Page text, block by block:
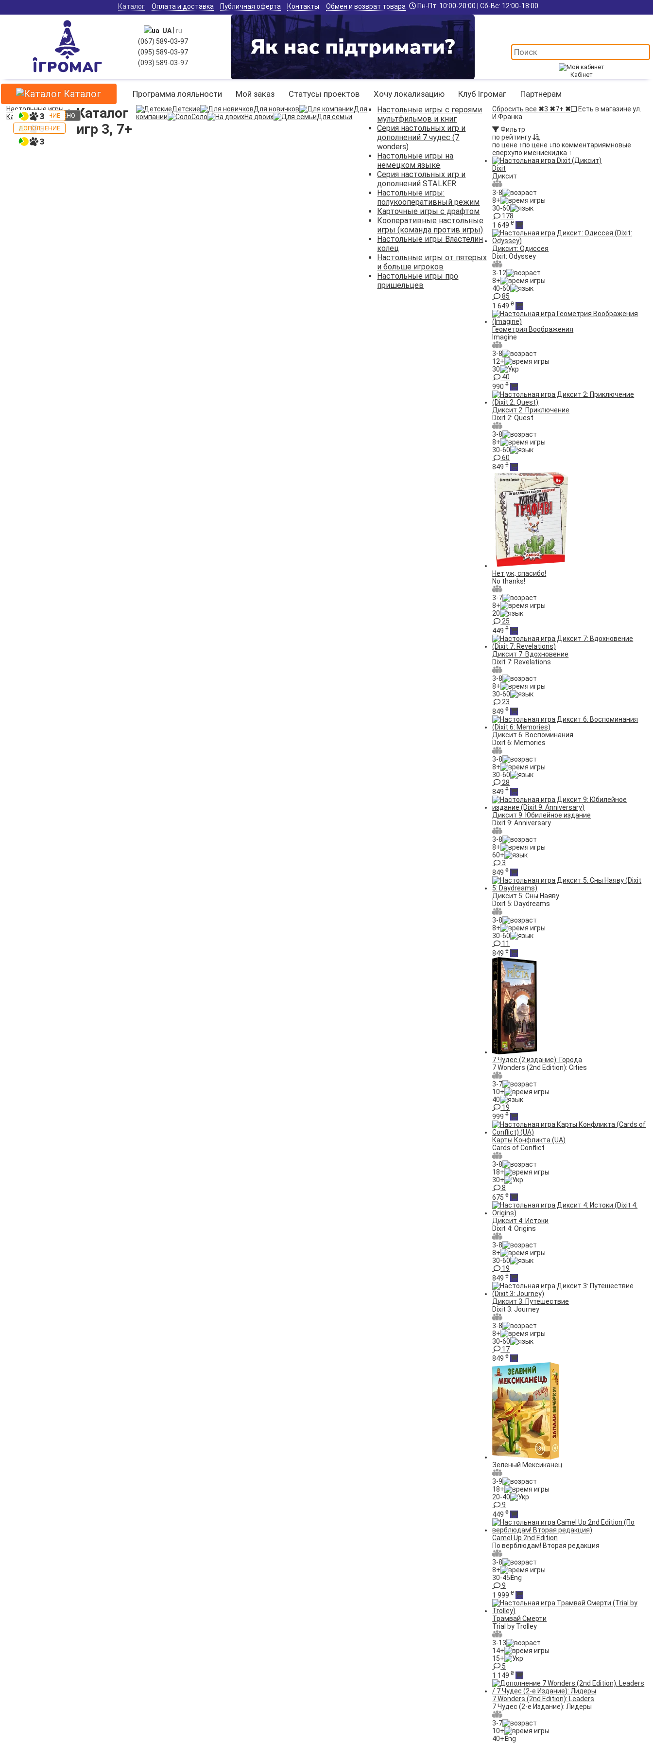
Каталог Оплата и доставка Публичная оферта Контакты Обмен и возврат товара Пн-Пт: 10:00-20:00 | Сб-Вс: 12:00-18:00
UA| ru
(067) 589-03-97
(095) 589-03-97
(093) 589-03-97
Кабінет
Каталог Программа лояльности Мой заказ Статусы проектов Хочу локализацию Клуб Ігромаг Партнерам
Настольные игры
Каталог игр
3, 7+
Каталог
игр 3, 7+
Детские Для новичков
Для
компании
Соло На двоих Для семьи
Настольные игры с героями
мультфильмов и книг
Серия настольных игр и
дополнений 7 чудес (7
wonders)
Настольные игры на
немецком языке
Серия настольных игр и
дополнений STALKER
Настольные игры:
полукооперативный режим
Карточные игры с драфтом
Кооперативные настольные
игры (команда против игры)
Настольные игры Властелин
колец
Настольные игры от пятерых
и больше игроков
Настольные игры про
пришельцев
Сбросить все ✖3 ✖7+ ✖
Есть в магазине ул.
И.Франка
Фильтр
по рейтингу
по цене ↑по цене ↓по комментариямновые
сверхупо именискидка ↑
Dixit
Диксит
3-8
8+
30-60
ТОП
178
1 649₴
Диксит: Одиссея
Dixit: Odyssey
3-12
8+
40-60
НАКЛАД ЗНИЩЕНО
ТОП
85
1 649₴
Геометрия Воображения
Imagine
3-8
12+
30
НАКЛАД ЗНИЩЕНО
ТОП
40
990₴
Диксит 2: Приключение
Dixit 2: Quest
3-8
8+
30-60
ДОПОЛНЕНИЕ
60
849₴
Нет уж, спасибо!
No thanks!
3-7
8+
20
25
449₴
Диксит 7: Вдохновение
Dixit 7: Revelations
3-8
8+
30-60
ДОПОЛНЕНИЕ
23
849₴
Диксит 6: Воспоминания
Dixit 6: Memories
3-8
8+
30-60
ДОПОЛНЕНИЕ
28
849₴
Диксит 9: Юбилейное издание
Dixit 9: Anniversary
3-8
8+
60+
ТОП
ДОПОЛНЕНИЕ
3
849₴
Диксит 5: Сны Наяву
Dixit 5: Daydreams
3-8
8+
30-60
ДОПОЛНЕНИЕ
11
849₴
7 Чудес (2 издание): Города
7 Wonders (2nd Edition): Cities
3-7
10+
40
ДОПОЛНЕНИЕ
19
999₴
Карты Конфликта (UA)
Cards of Сonflict
3-8
18+
30+
8
675₴
Диксит 4: Истоки
Dixit 4: Origins
3-8
8+
30-60
ДОПОЛНЕНИЕ
19
849₴
Диксит 3: Путешествие
Dixit 3: Journey
3-8
8+
30-60
ДОПОЛНЕНИЕ
17
849₴
Зеленый Мексиканец
3-9
18+
20-40
9
449₴
Camel Up 2nd Edition
По верблюдам! Вторая редакция
3-8
8+
30-45 Eng
9
1 999₴
Трамвай Смерти
Trial by Trolley
3-13
14+
15+
5
1 149₴
7 Wonders (2nd Edition): Leaders
7 Чудес (2-е Издание): Лидеры
3-7
10+
40+ Eng
ДОПОЛНЕНИЕ
ДОПОЛНЕНИЕ
ДОПОЛНЕНИЕ
ТОП
ДОПОЛНЕНИЕ